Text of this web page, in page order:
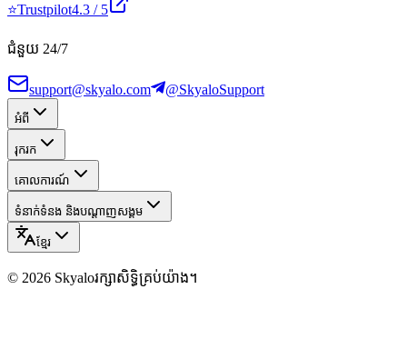
⭐Trustpilot4.3 / 5
ជំនួយ 24/7
support@skyalo.com @SkyaloSupport
អំពី
រុករក
គោលការណ៍
ទំនាក់ទំនង និងបណ្ដាញសង្គម
ខ្មែរ
© 2026 Skyaloរក្សាសិទ្ធិគ្រប់យ៉ាង។